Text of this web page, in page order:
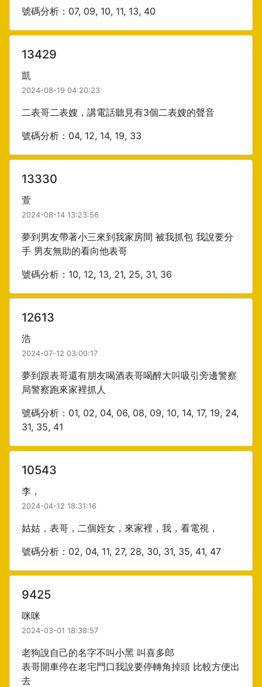
號碼分析：07, 09, 10, 11, 13, 40
13429
凱
2024-08-19 04:20:23
二表哥二表嫂，講電話聽見有3個二表嫂的聲音
號碼分析：04, 12, 14, 19, 33
13330
萱
2024-08-14 13:23:56
夢到男友帶著小三來到我家房間 被我抓包 我說要分
手 男友無助的看向他表哥
號碼分析：10, 12, 13, 21, 25, 31, 36
12613
浩
2024-07-12 03:00:17
夢到跟表哥還有朋友喝酒表哥喝醉大叫吸引旁邊警察
局警察跑來家裡抓人
號碼分析：01, 02, 04, 06, 08, 09, 10, 14, 17, 19, 24,
31, 35, 41
10543
李，
2024-04-12 18:31:16
姑姑，表哥，二個姪女，來家裡，我，看電視，
號碼分析：02, 04, 11, 27, 28, 30, 31, 35, 41, 47
9425
咪咪
2024-03-01 18:38:57
老狗說自己的名字不叫小黑 叫喜多郎
表哥開車停在老宅門口我說要停轉角掉頭 比較方便出
去